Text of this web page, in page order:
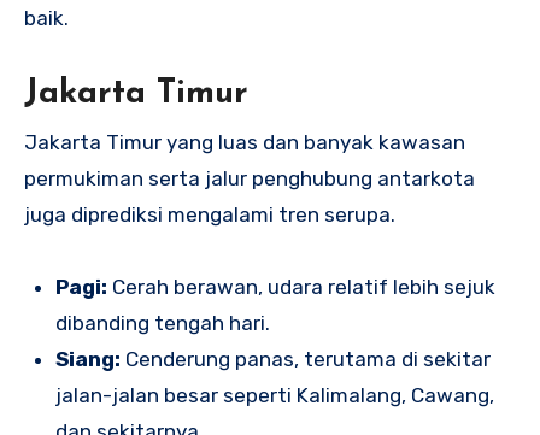
baik.
Jakarta Timur
Jakarta Timur yang luas dan banyak kawasan
permukiman serta jalur penghubung antarkota
juga diprediksi mengalami tren serupa.
Pagi: Cerah berawan, udara relatif lebih sejuk
dibanding tengah hari.
Siang: Cenderung panas, terutama di sekitar
jalan-jalan besar seperti Kalimalang, Cawang,